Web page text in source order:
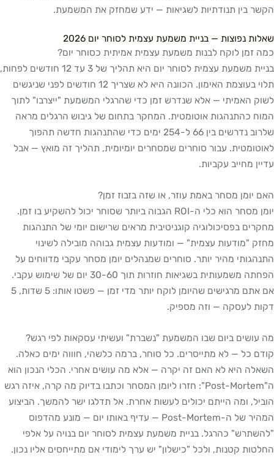
הקשר בין תנודתיות לשגיאות — ידע שמחזק את המשמעת.
שאלות נפוצות — בניית משמעת עצמית לסוחר יום 2026
כמה זמן לוקח לבנות משמעת עצמית אמיתית כסוחר יום?
בניית משמעת עצמית לסוחר יום היא תהליך של 3 עד 12 חודשים לפחות,
תלוי בעוצמת האימון. הכוונה היא לא שצריך 12 חודשים לפני שניגשים
לשוק האמיתי — אלא שנדרש זמן כדי שהרגלי המשמעת "ייצרבו" לתוך
המוח כהתנהגות אוטומטית. המחקר בתחום של גיבוש הרגלים מראה
שלרוב נדרשים בין 66 ל-254 ימים כדי שהתנהגות חדשה תהפוך
לאוטומטית. עבור סוחרים שמסחרים יומיומית, תהליך זה מואץ — אבל
עדיין מחייב עקביות.
האם יומן מסחר באמת עוזר, או שזה בזבוז זמן?
יומן מסחר הוא כלי ה-ROI הגבוה ביותר שסוחר יכול להשקיע בו זמן.
מחקרים בפסיכולוגיה קוגניטיבית מראים שרישום יומי של התנהגות
מחזק "מודעות עצמית" — ומודעות עצמית גבוהה מובילה לשינוי
התנהגותי מהיר יותר. סוחרים שמנהלים יומן מסחר עקבי מדווחים על
הפחתה משמעותית בשגיאות חוזרות תוך 30-60 יום של שימוש עקבי.
אם אתם מרגישים שהיומן לוקח יותר מדי זמן — פשטו אותו: 5 שדות, 5
דקות לעסקה — וזה מספיק.
מה עושים ביום שבו המשמעת "נשברת" ועשיתי עסקאות לפי רגש?
קודם כל — לא מתייסרים. כל סוחר, ברמה כלשהי, חוווה ימים כאלה.
השאלה היא לא האם זה יקרה — אלא מה עושים אחרי. הכלי הנכון הוא
ה"Post-Mortem": חזרו ליומן המסחר וכתבו בדיוק מה קרה, איזה רגש
הוביל, ומה הייתם יכולים לעשות אחרת. אל תדלגו ישר להמשך. הביצוע
המהיר של ה-Post-Mortem — עדיף באותו יום — מונע מהדפוס
"להשתרש" כהרגל. בניית משמעת עצמית לסוחר יום בנויה על אלפי
החלטות קטנות, ולכל "כישלון" יש ערך לימודי אם מתייחסים אליו נכון.